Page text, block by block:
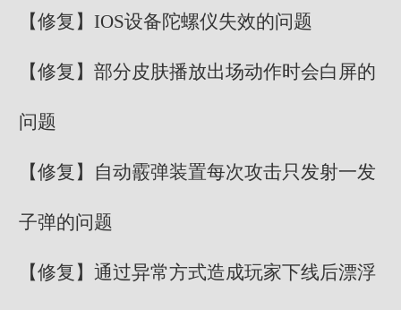
【修复】IOS设备陀螺仪失效的问题
【修复】部分皮肤播放出场动作时会白屏的
问题
【修复】自动霰弹装置每次攻击只发射一发
子弹的问题
【修复】通过异常方式造成玩家下线后漂浮